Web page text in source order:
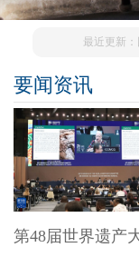
最近更新
要闻资讯
第48届世界遗产